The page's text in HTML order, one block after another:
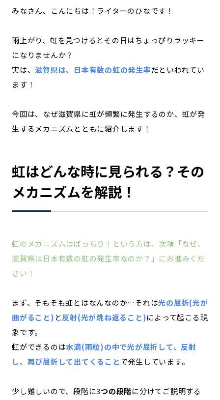
記事ライター アンバサダー
お問い合わせ 会社概要
みなさん、こんにちは！ライターのひなです！
雨上がり、虹を見つけるとその日はちょっぴりラッキー
になりませんか？
実は、滋賀県は、日本有数の虹の発生率だといわれてい
ます！
今回は、なぜ滋賀県に虹が頻繁に発生するのか、虹が発
生するメカニズムとともに紹介します！
虹はどんな時に見られる？その
メカニズムを解説！
虹のメカニズムはばっちり！という方は、次項「なぜ、
滋賀県は日本有数の虹の発生率なのか？」にお進みくだ
さい！
まず、そもそも虹とはなんなのか…それは光の屈折(光が
曲がること) と反射(光が跳ね返ること)によって起こる現
象です。
虹ができるのは水滴(雨粒)の中で光が屈折して、反射
し、再び屈折して出てくることで発生しています。
少し難しいので、段階に3つの段階に分けてご説明する